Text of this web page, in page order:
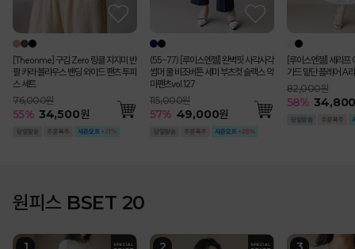
[Theonme] 구김 Zero 링클 지지미 반
팔 카라 블라우스 밴딩 와이드 팬츠 투피
스 세트
76,000원
55% 34,500원
(55-77) [루이스엔젤] 완벽핏 사각사각
썸머 쿨 비조버튼 세미 부츠컷 슬랙스 악
마팬츠vol.127
115,000원
57% 49,000원
[루이스엔젤] 세라프
가드 밑단 플레어 A
82,000원
58%
원피스 BSET 20